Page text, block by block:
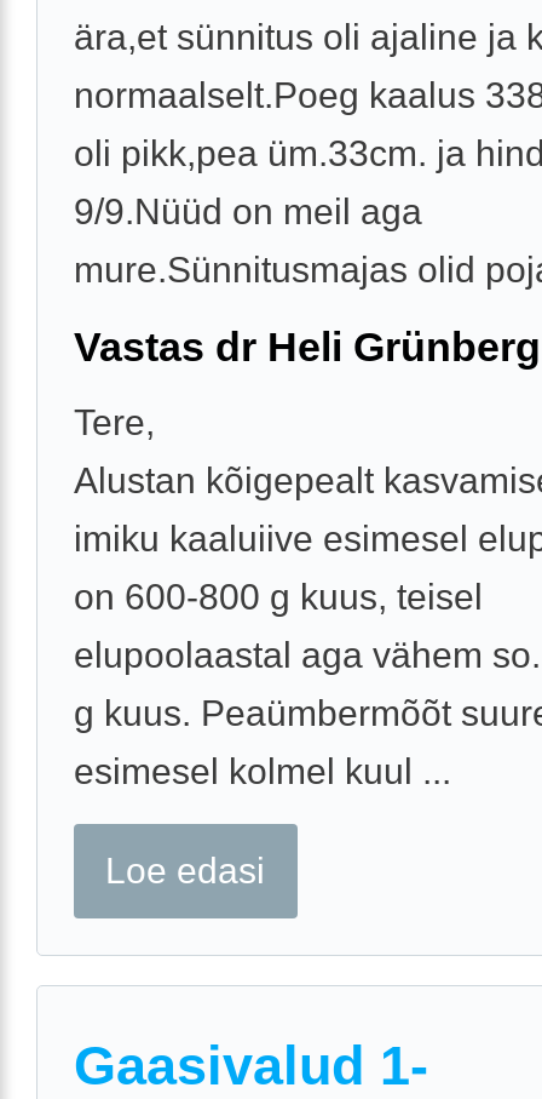
ära,et sünnitus oli ajaline ja
normaalselt.Poeg kaalus
oli pikk,pea üm.33cm. ja
9/9.Nüüd on meil aga
mure.Sünnitusmajas olid
Vastas dr Heli Grünberg
Tere,
Alustan kõigepealt
imiku kaaluiive esimesel
on 600-800 g kuus, teisel
elupoolaastal aga vähem
g kuus. Peaümbermõõt
esimesel kolmel kuul ...
Loe edasi
Gaasivalud 1-